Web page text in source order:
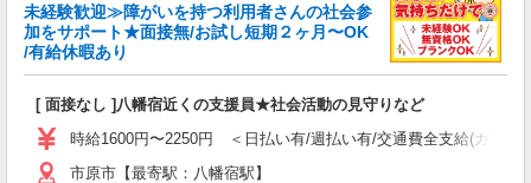
未経験歓迎≫障がいを持つ利用者さんの社会参
加をサポート★面接無/お試し短期２ヶ月〜OK
/有給休暇あり
[ 面接なし ]八幡宿近くの支援員★社会活動の見守りなど
時給1600円〜2250円 ＜日払い有/週払い有/交通費全支給(ガソリ
市原市【最寄駅：八幡宿駅】